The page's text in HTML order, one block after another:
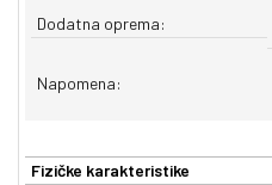
Dodatna oprema:
Napomena:
Fizičke karakteristike